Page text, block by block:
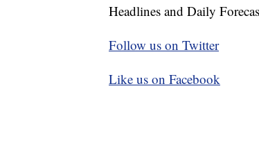
Headlines and Daily
Follow us on Twitter
Like us on Facebook